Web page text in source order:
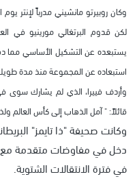
يستبعده عن التشكيل الأساسي مما
استبعاده عن المجموعة منذ مدة
قائلاً: " آمل الذهاب إلى كأس العالم
وكانت صحيفة "ذا تايمز"
دخل في مفاوضات متقدمة مع
في فترة الانتقالات الشتوية.